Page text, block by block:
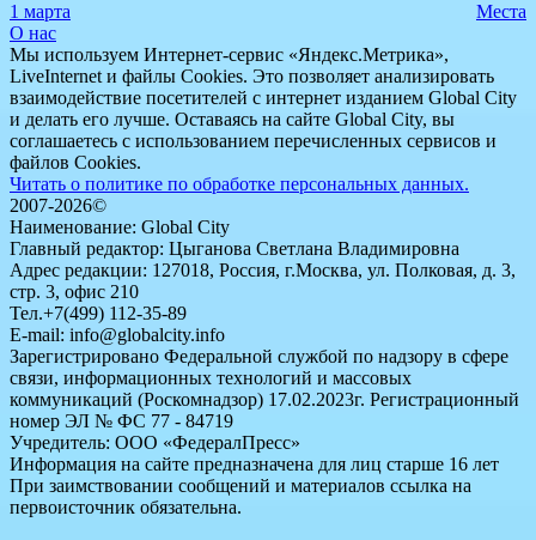
1 марта
Места
О нас
Мы используем Интернет-сервис «Яндекс.Метрика»,
LiveInternet и файлы Cookies. Это позволяет анализировать
взаимодействие посетителей с интернет изданием Global City
и делать его лучше. Оставаясь на сайте Global City, вы
соглашаетесь с использованием перечисленных сервисов и
файлов Cookies.
Читать о политике по обработке персональных данных.
2007-2026©
Наименование: Global City
Главный редактор: Цыганова Светлана Владимировна
Адрес редакции: 127018, Россия, г.Москва, ул. Полковая, д. 3,
стр. 3, офис 210
Тел.+7(499) 112-35-89
E-mail: info@globalcity.info
Зарегистрировано Федеральной службой по надзору в сфере
связи, информационных технологий и массовых
коммуникаций (Роскомнадзор) 17.02.2023г. Регистрационный
номер ЭЛ № ФС 77 - 84719
Учредитель: ООО «ФедералПресс»
Информация на сайте предназначена для лиц старше 16 лет
При заимствовании сообщений и материалов ссылка на
первоисточник обязательна.